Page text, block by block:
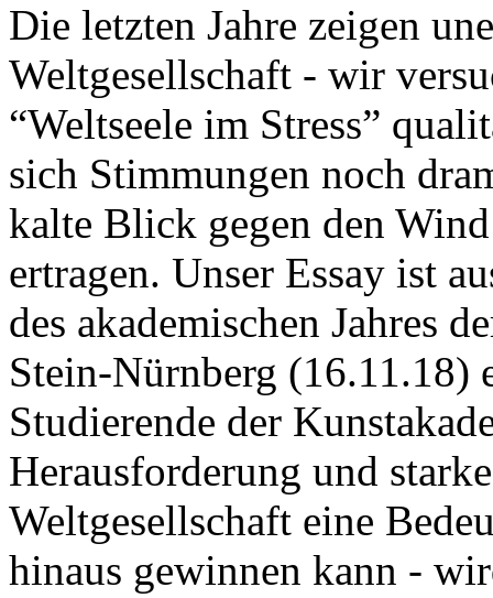
Die letzten Jahre zeigen
Weltgesellschaft - wir
“Weltseele im Stress”
sich Stimmungen noch
kalte Blick gegen den
ertragen. Unser Essay ist
des akademischen Jahres
Stein-Nürnberg (16.11.18)
Studierende der
Herausforderung und
Weltgesellschaft eine
hinaus gewinnen kann -